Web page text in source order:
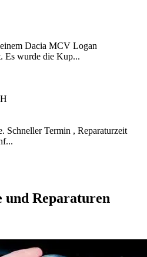
Dacia MCV Logan
Es wurde die Kup...
Schneller Termin , Reparaturzeit
und Reparaturen